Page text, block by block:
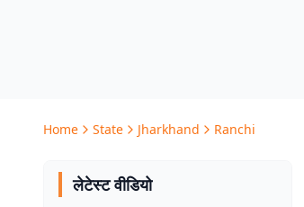
Home State Jharkhand Ranchi
लेटेस्ट वीडियो